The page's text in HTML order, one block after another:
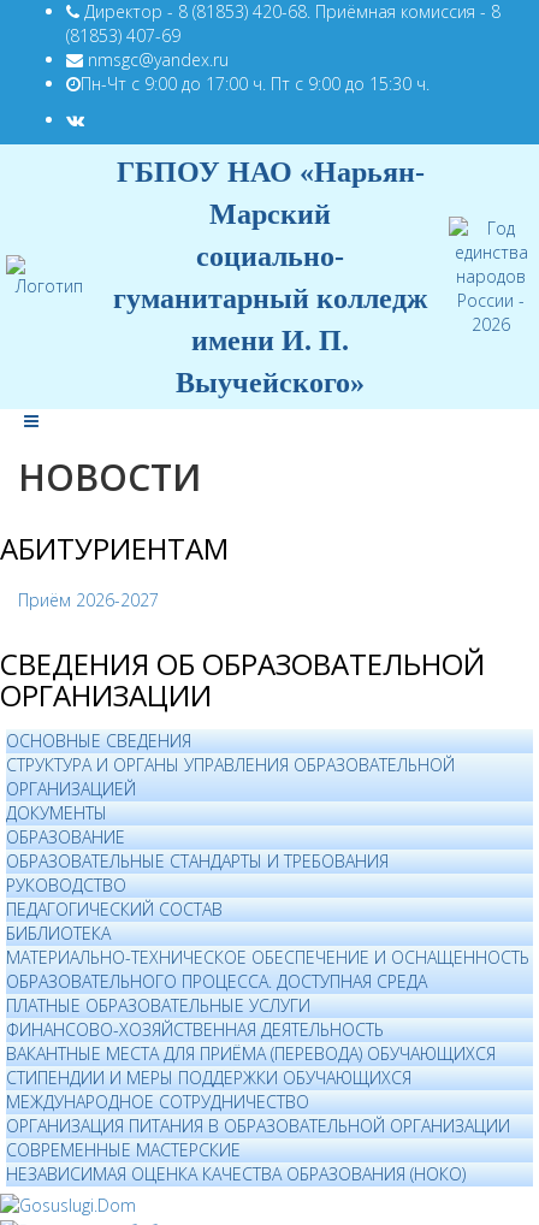
Директор - 8 (81853) 420-68. Приёмная комиссия - 8
(81853) 407-69
nmsgc@yandex.ru
Пн-Чт с 9:00 до 17:00 ч. Пт с 9:00 до 15:30 ч.
ГБПОУ НАО «Нарьян-
Марский
социально-
гуманитарный колледж
имени И. П.
Выучейского»
НОВОСТИ
АБИТУРИЕНТАМ
Приём 2026-2027
СВЕДЕНИЯ ОБ ОБРАЗОВАТЕЛЬНОЙ
ОРГАНИЗАЦИИ
ОСНОВНЫЕ СВЕДЕНИЯ
СТРУКТУРА И ОРГАНЫ УПРАВЛЕНИЯ ОБРАЗОВАТЕЛЬНОЙ
ОРГАНИЗАЦИЕЙ
ДОКУМЕНТЫ
ОБРАЗОВАНИЕ
ОБРАЗОВАТЕЛЬНЫЕ СТАНДАРТЫ И ТРЕБОВАНИЯ
РУКОВОДСТВО
ПЕДАГОГИЧЕСКИЙ СОСТАВ
БИБЛИОТЕКА
МАТЕРИАЛЬНО-ТЕХНИЧЕСКОЕ ОБЕСПЕЧЕНИЕ И ОСНАЩЕННОСТЬ
ОБРАЗОВАТЕЛЬНОГО ПРОЦЕССА. ДОСТУПНАЯ СРЕДА
ПЛАТНЫЕ ОБРАЗОВАТЕЛЬНЫЕ УСЛУГИ
ФИНАНСОВО-ХОЗЯЙСТВЕННАЯ ДЕЯТЕЛЬНОСТЬ
ВАКАНТНЫЕ МЕСТА ДЛЯ ПРИЁМА (ПЕРЕВОДА) ОБУЧАЮЩИХСЯ
СТИПЕНДИИ И МЕРЫ ПОДДЕРЖКИ ОБУЧАЮЩИХСЯ
МЕЖДУНАРОДНОЕ СОТРУДНИЧЕСТВО
ОРГАНИЗАЦИЯ ПИТАНИЯ В ОБРАЗОВАТЕЛЬНОЙ ОРГАНИЗАЦИИ
СОВРЕМЕННЫЕ МАСТЕРСКИЕ
НЕЗАВИСИМАЯ ОЦЕНКА КАЧЕСТВА ОБРАЗОВАНИЯ (НОКО)